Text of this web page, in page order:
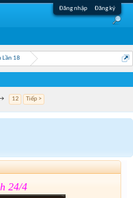
Đăng nhập Đăng ký
Lần 18
12 Tiếp >
24/4